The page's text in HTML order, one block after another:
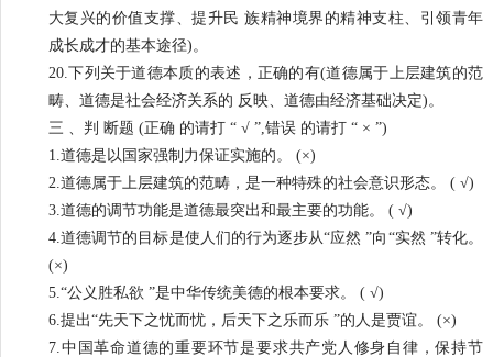
大复兴的价值支撑、提升民 族精神境界的精神支柱、引领青年
成长成才的基本途径)。
20.下列关于道德本质的表述，正确的有(道德属于上层建筑的范
畴、道德是社会经济关系的 反映、道德由经济基础决定)。
三 、判 断题 (正确 的请打 “ √ ”,错误 的请打 “ × ”)
1.道德是以国家强制力保证实施的。 (×)
2.道德属于上层建筑的范畴，是一种特殊的社会意识形态。 ( √)
3.道德的调节功能是道德最突出和最主要的功能。 ( √)
4.道德调节的目标是使人们的行为逐步从“应然 ”向“实然 ”转化。
(×)
5.“公义胜私欲 ”是中华传统美德的根本要求。 ( √)
6.提出“先天下之忧而忧，后天下之乐而乐 ”的人是贾谊。 (×)
7.中国革命道德的重要环节是要求共产党人修身自律，保持节